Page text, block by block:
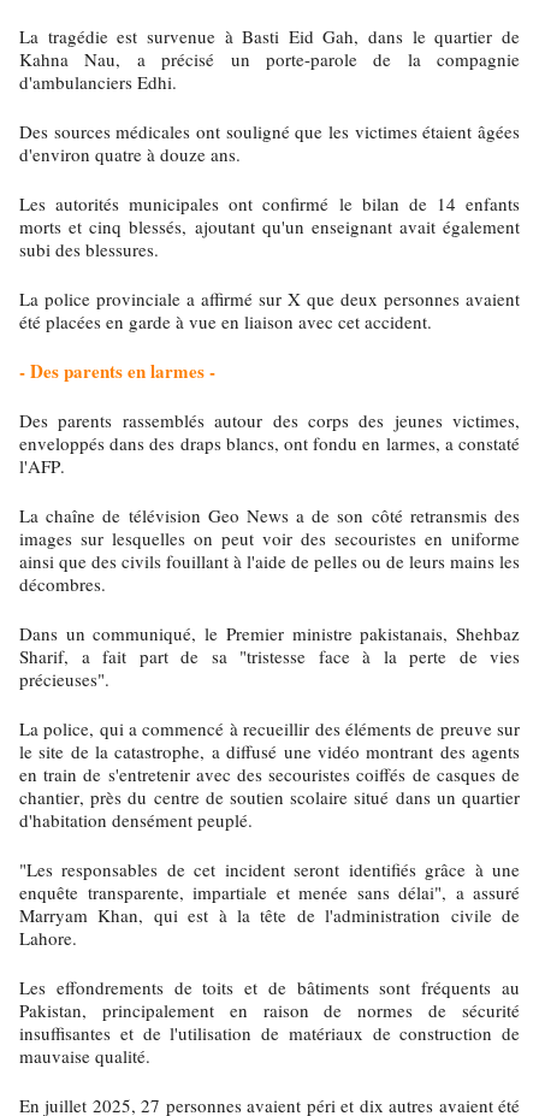
La tragédie est survenue à Basti Eid Gah, dans le quartier de
Kahna Nau, a précisé un porte-parole de la compagnie
d'ambulanciers Edhi.
Des sources médicales ont souligné que les victimes étaient âgées
d'environ quatre à douze ans.
Les autorités municipales ont confirmé le bilan de 14 enfants
morts et cinq blessés, ajoutant qu'un enseignant avait également
subi des blessures.
La police provinciale a affirmé sur X que deux personnes avaient
été placées en garde à vue en liaison avec cet accident.
- Des parents en larmes -
Des parents rassemblés autour des corps des jeunes victimes,
enveloppés dans des draps blancs, ont fondu en larmes, a constaté
l'AFP.
La chaîne de télévision Geo News a de son côté retransmis des
images sur lesquelles on peut voir des secouristes en uniforme
ainsi que des civils fouillant à l'aide de pelles ou de leurs mains les
décombres.
Dans un communiqué, le Premier ministre pakistanais, Shehbaz
Sharif, a fait part de sa "tristesse face à la perte de vies
précieuses".
La police, qui a commencé à recueillir des éléments de preuve sur
le site de la catastrophe, a diffusé une vidéo montrant des agents
en train de s'entretenir avec des secouristes coiffés de casques de
chantier, près du centre de soutien scolaire situé dans un quartier
d'habitation densément peuplé.
"Les responsables de cet incident seront identifiés grâce à une
enquête transparente, impartiale et menée sans délai", a assuré
Marryam Khan, qui est à la tête de l'administration civile de
Lahore.
Les effondrements de toits et de bâtiments sont fréquents au
Pakistan, principalement en raison de normes de sécurité
insuffisantes et de l'utilisation de matériaux de construction de
mauvaise qualité.
En juillet 2025, 27 personnes avaient péri et dix autres avaient été